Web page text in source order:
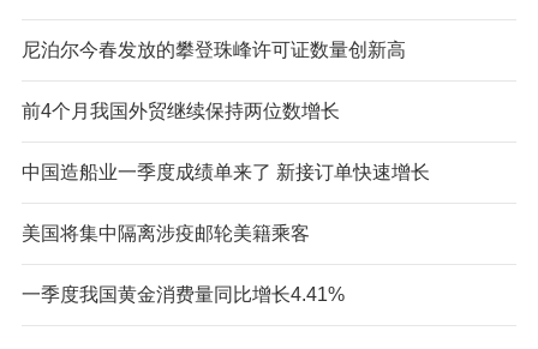
尼泊尔今春发放的攀登珠峰许可证数量创新高
前4个月我国外贸继续保持两位数增长
中国造船业一季度成绩单来了 新接订单快速增长
美国将集中隔离涉疫邮轮美籍乘客
一季度我国黄金消费量同比增长4.41%